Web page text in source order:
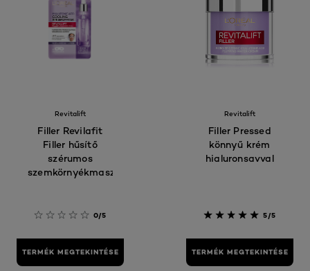
Revitalift
Filler Revilafit
Filler hűsítő
szérumos
szemkörnyékmaszk
0/5
TERMÉK MEGTEKINTÉSE
Revitalift
Filler Pressed
könnyű krém
hialuronsavval
5/5
TERMÉK MEGTEKINTÉSE